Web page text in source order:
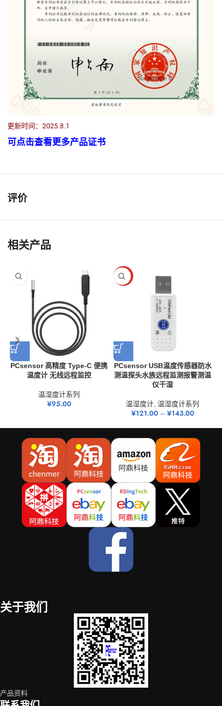
更新时间：2025.8.1
可点击查看更多产品证书
评价
相关产品
PCsensor 高精度 Type-C 便携
温度计 无线远程监控
温湿度计系列
¥95.00
HOT
PCsensor USB温度传感器防水
测温探头水族远程监测报警测温
仪干湿
温湿度计,温湿度计系列
¥121.00– ¥143.00
关于我们
产品资料